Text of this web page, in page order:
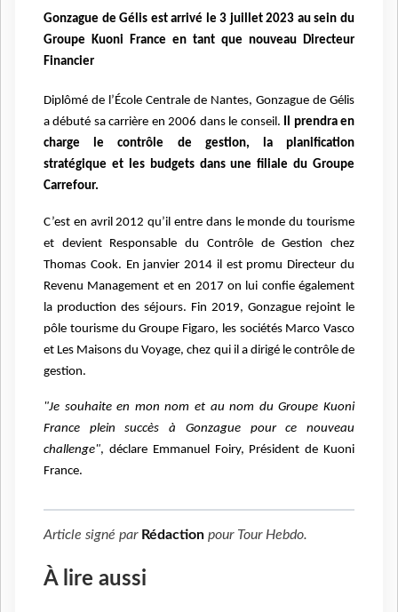
Gonzague de Gélis est arrivé le 3 juillet 2023 au sein du
Groupe Kuoni France en tant que nouveau Directeur
Financier
Diplômé de l’École Centrale de Nantes, Gonzague de Gélis
a débuté sa carrière en 2006 dans le conseil. Il prendra en
charge le contrôle de gestion, la planification
stratégique et les budgets dans une filiale du Groupe
Carrefour.
C’est en avril 2012 qu’il entre dans le monde du tourisme
et devient Responsable du Contrôle de Gestion chez
Thomas Cook. En janvier 2014 il est promu Directeur du
Revenu Management et en 2017 on lui confie également
la production des séjours. Fin 2019, Gonzague rejoint le
pôle tourisme du Groupe Figaro, les sociétés Marco Vasco
et Les Maisons du Voyage, chez qui il a dirigé le contrôle de
gestion.
"Je souhaite en mon nom et au nom du Groupe Kuoni
France plein succès à Gonzague pour ce nouveau
challenge", déclare Emmanuel Foiry, Président de Kuoni
France.
Article signé par Rédaction pour Tour Hebdo.
À lire aussi